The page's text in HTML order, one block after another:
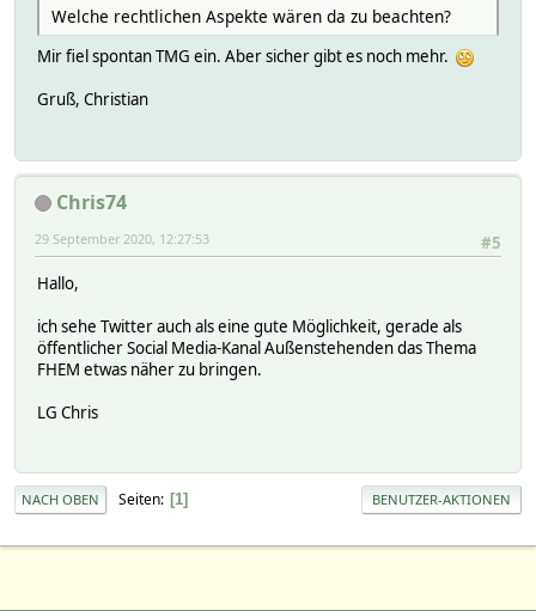
Welche rechtlichen Aspekte wären da zu beachten?
Mir fiel spontan TMG ein. Aber sicher gibt es noch mehr.
Gruß, Christian
Chris74
#5
29 September 2020, 12:27:53
Hallo,
ich sehe Twitter auch als eine gute Möglichkeit, gerade als
öffentlicher Social Media-Kanal Außenstehenden das Thema
FHEM etwas näher zu bringen.
LG Chris
NACH OBEN Seiten 1 BENUTZER-AKTIONEN